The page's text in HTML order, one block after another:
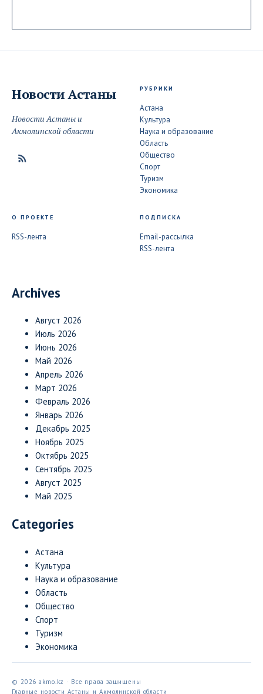
Новости Астаны
Новости Астаны и
Акмолинской области
РУБРИКИ
Астана
Культура
Наука и образование
Область
Общество
Спорт
Туризм
Экономика
О ПРОЕКТЕ
RSS-лента
ПОДПИСКА
Email-рассылка
RSS-лента
Archives
Август 2026
Июль 2026
Июнь 2026
Май 2026
Апрель 2026
Март 2026
Февраль 2026
Январь 2026
Декабрь 2025
Ноябрь 2025
Октябрь 2025
Сентябрь 2025
Август 2025
Май 2025
Categories
Астана
Культура
Наука и образование
Область
Общество
Спорт
Туризм
Экономика
© 2026 akmo.kz · Все права защищены
Главные новости Астаны и Акмолинской области